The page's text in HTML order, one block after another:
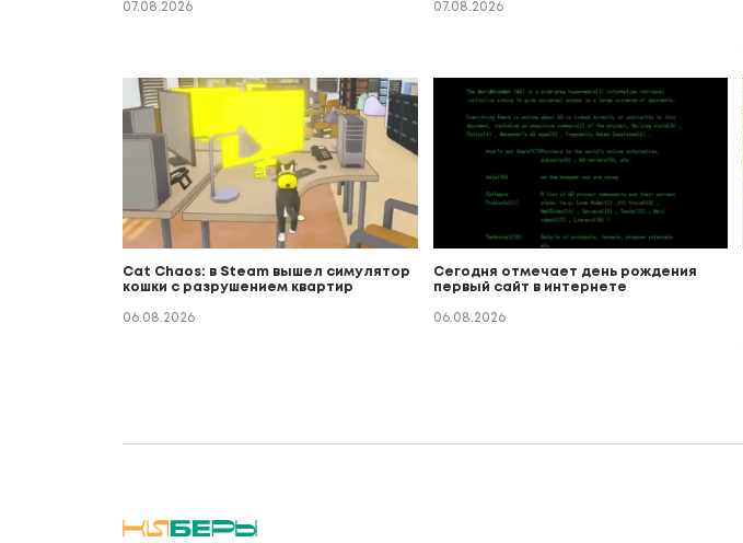
07.08.2026 07.08.2026
Cat Chaos: в Steam вышел симулятор
кошки с разрушением квартир
06.08.2026
Сегодня отмечает день рождения
первый сайт в интернете
06.08.2026